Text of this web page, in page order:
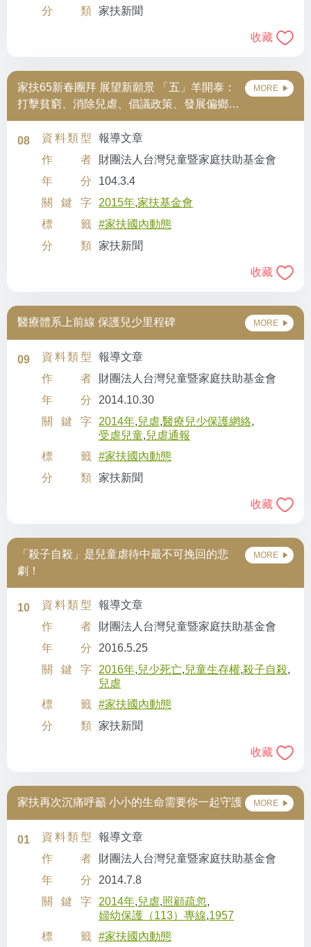
分類 家扶新聞
收藏
家扶65新春團拜 展望新願景 「五」羊開泰：
打擊貧窮、消除兒虐、倡議政策、發展偏鄉、
拓展國際
MORE
08 資料類型
報導文章
作者
財團法人台灣兒童暨家庭扶助基金會
年分
104.3.4
關鍵字
2015年,家扶基金會
標籤
#家扶國內動態
分類 家扶新聞
收藏
醫療體系上前線 保護兒少里程碑 MORE
09 資料類型
報導文章
作者
財團法人台灣兒童暨家庭扶助基金會
年分
2014.10.30
關鍵字
2014年,兒虐,醫療兒少保護網絡,
受虐兒童,兒虐通報
標籤
#家扶國內動態
分類 家扶新聞
收藏
「殺子自殺」是兒童虐待中最不可挽回的悲
劇！
MORE
10 資料類型
報導文章
作者
財團法人台灣兒童暨家庭扶助基金會
年分
2016.5.25
關鍵字
2016年,兒少死亡,兒童生存權,殺子自殺,
兒虐
標籤
#家扶國內動態
分類 家扶新聞
收藏
家扶再次沉痛呼籲 小小的生命需要你一起守護 MORE
01 資料類型
報導文章
作者
財團法人台灣兒童暨家庭扶助基金會
年分
2014.7.8
關鍵字
2014年,兒虐,照顧疏忽,
婦幼保護（113）專線,1957
標籤
#家扶國內動態